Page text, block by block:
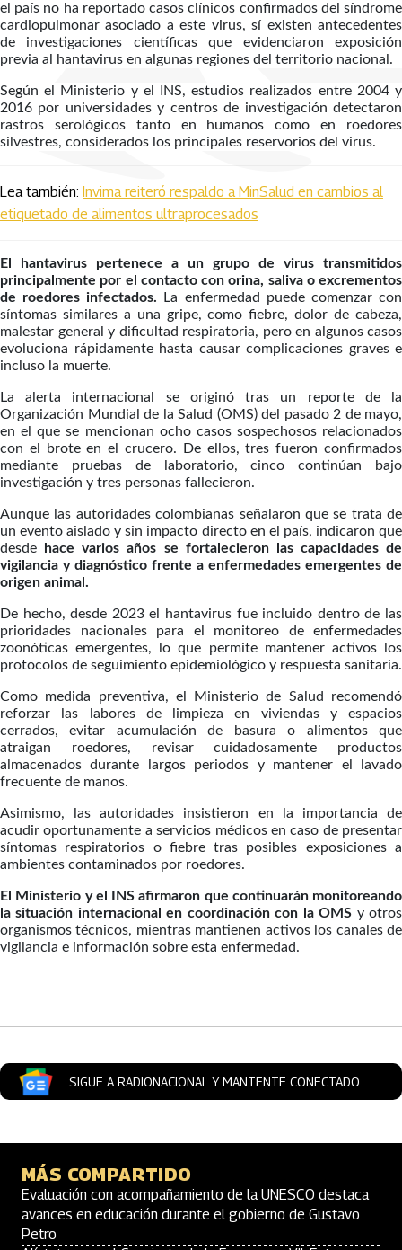
el país no ha reportado casos clínicos confirmados del síndrome
cardiopulmonar asociado a este virus, sí existen antecedentes
de investigaciones científicas que evidenciaron exposición
previa al hantavirus en algunas regiones del territorio nacional.
Según el Ministerio y el INS, estudios realizados entre 2004 y
2016 por universidades y centros de investigación detectaron
rastros serológicos tanto en humanos como en roedores
silvestres, considerados los principales reservorios del virus.
Lea también: Invima reiteró respaldo a MinSalud en cambios al
etiquetado de alimentos ultraprocesados
El hantavirus pertenece a un grupo de virus transmitidos
principalmente por el contacto con orina, saliva o excrementos
de roedores infectados. La enfermedad puede comenzar con
síntomas similares a una gripe, como fiebre, dolor de cabeza,
malestar general y dificultad respiratoria, pero en algunos casos
evoluciona rápidamente hasta causar complicaciones graves e
incluso la muerte.
La alerta internacional se originó tras un reporte de la
Organización Mundial de la Salud (OMS) del pasado 2 de mayo,
en el que se mencionan ocho casos sospechosos relacionados
con el brote en el crucero. De ellos, tres fueron confirmados
mediante pruebas de laboratorio, cinco continúan bajo
investigación y tres personas fallecieron.
Aunque las autoridades colombianas señalaron que se trata de
un evento aislado y sin impacto directo en el país, indicaron que
desde hace varios años se fortalecieron las capacidades de
vigilancia y diagnóstico frente a enfermedades emergentes de
origen animal.
De hecho, desde 2023 el hantavirus fue incluido dentro de las
prioridades nacionales para el monitoreo de enfermedades
zoonóticas emergentes, lo que permite mantener activos los
protocolos de seguimiento epidemiológico y respuesta sanitaria.
Como medida preventiva, el Ministerio de Salud recomendó
reforzar las labores de limpieza en viviendas y espacios
cerrados, evitar acumulación de basura o alimentos que
atraigan roedores, revisar cuidadosamente productos
almacenados durante largos periodos y mantener el lavado
frecuente de manos.
Asimismo, las autoridades insistieron en la importancia de
acudir oportunamente a servicios médicos en caso de presentar
síntomas respiratorios o fiebre tras posibles exposiciones a
ambientes contaminados por roedores.
El Ministerio y el INS afirmaron que continuarán monitoreando
la situación internacional en coordinación con la OMS y otros
organismos técnicos, mientras mantienen activos los canales de
vigilancia e información sobre esta enfermedad.
SIGUE A RADIONACIONAL Y MANTENTE CONECTADO
MÁS COMPARTIDO
Evaluación con acompañamiento de la UNESCO destaca
avances en educación durante el gobierno de Gustavo
Petro